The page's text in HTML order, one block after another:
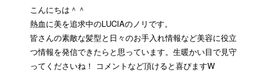
こんにちは＾＾
熱血に美を追求中のLUCIAのノリです。
皆さんの素敵な髪型と日々のお手入れ情報など美容に役立
つ情報を発信できたらと思っています。生暖かい目で見守
ってくださいね！ コメントなど頂けると喜びますW